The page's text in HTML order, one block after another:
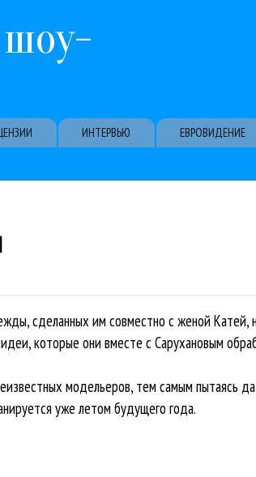
шоу-
ИНТЕРВЬЮ ЕВРОВИДЕНИЕ
сделанных им совместно с женой Катей,
которые они вместе с Сарухановым
модельеров, тем самым пытаясь
уже летом будущего года.